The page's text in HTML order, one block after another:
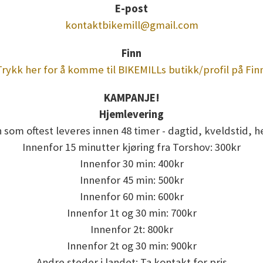
E-post
kontaktbikemill@gmail.com
Finn
her for å komme til BIKEMILLs butikk/profil på
KAMPANJE!
Hjemlevering
som oftest leveres innen 48 timer - dagtid, kveldstid,
Innenfor 15 minutter kjøring fra Torshov: 300kr
Innenfor 30 min: 400kr
Innenfor 45 min: 500kr
Innenfor 60 min: 600kr
Innenfor 1t og 30 min: 700kr
Innenfor 2t: 800kr
Innenfor 2t og 30 min: 900kr